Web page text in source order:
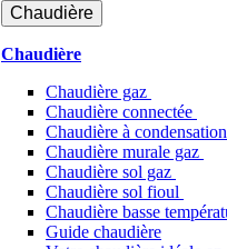
Chaudière
Chaudière
Chaudière gaz
Chaudière connectée
Chaudière à condensation
Chaudière murale gaz
Chaudière sol gaz
Chaudière sol fioul
Chaudière basse
Guide chaudière